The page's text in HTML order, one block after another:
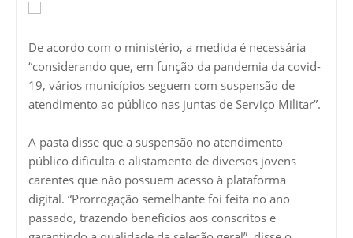
De acordo com o ministério, a medida é necessária
“considerando que, em função da pandemia da covid-
19, vários municípios seguem com suspensão de
atendimento ao público nas juntas de Serviço Militar”.
A pasta disse que a suspensão no atendimento
público dificulta o alistamento de diversos jovens
carentes que não possuem acesso à plataforma
digital. “Prorrogação semelhante foi feita no ano
passado, trazendo benefícios aos conscritos e